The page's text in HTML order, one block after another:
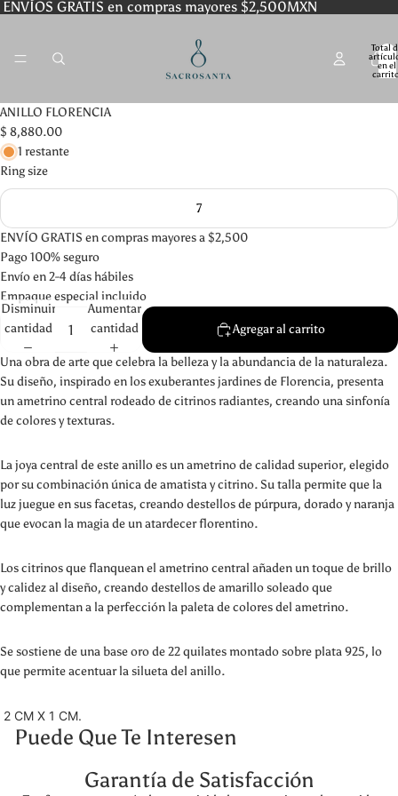
ENVÍOS GRATIS en compras mayores $2,500MXN
Total
en el
ANILLO FLORENCIA
$ 8,880.00
1 restante
Ring size
7
ENVÍO GRATIS en compras mayores a $2,500
Pago 100% seguro
Envío en 2-4 días hábiles
Empaque especial incluido
Disminuir
cantidad
Aumentar
cantidad
Agregar al carrito
Una obra de arte que celebra la belleza y la abundancia de la naturaleza.
Su diseño, inspirado en los exuberantes jardines de Florencia, presenta
un ametrino central rodeado de citrinos radiantes, creando una sinfonía
de colores y texturas.
La joya central de este anillo es un ametrino de calidad superior, elegido
por su combinación única de amatista y citrino. Su talla permite que la
luz juegue en sus facetas, creando destellos de púrpura, dorado y naranja
que evocan la magia de un atardecer florentino.
Los citrinos que flanquean el ametrino central añaden un toque de brillo
y calidez al diseño, creando destellos de amarillo soleado que
complementan a la perfección la paleta de colores del ametrino.
Se sostiene de una base oro de 22 quilates montado sobre plata 925, lo
que permite acentuar la silueta del anillo.
2 CM X 1 CM.
Puede Que Te Interesen
Garantía de Satisfacción